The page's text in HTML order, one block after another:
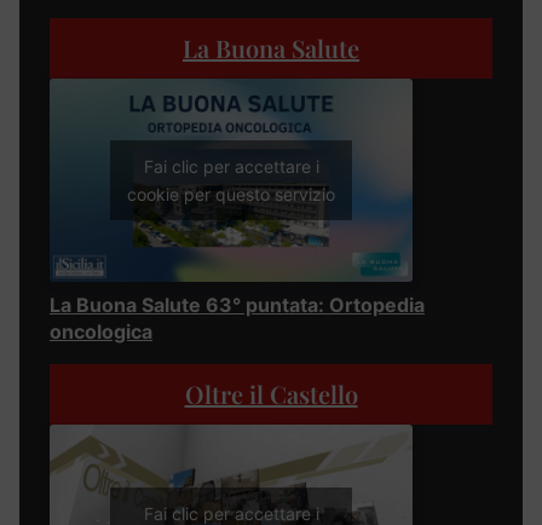
La Buona Salute
Fai clic per accettare i
cookie per questo servizio
La Buona Salute 63° puntata: Ortopedia
oncologica
Oltre il Castello
Fai clic per accettare i